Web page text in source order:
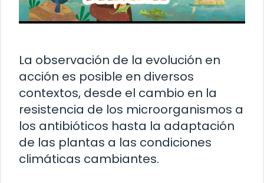
La observación de la evolución en
acción es posible en diversos
contextos, desde el cambio en la
resistencia de los microorganismos a
los antibióticos hasta la adaptación
de las plantas a las condiciones
climáticas cambiantes.